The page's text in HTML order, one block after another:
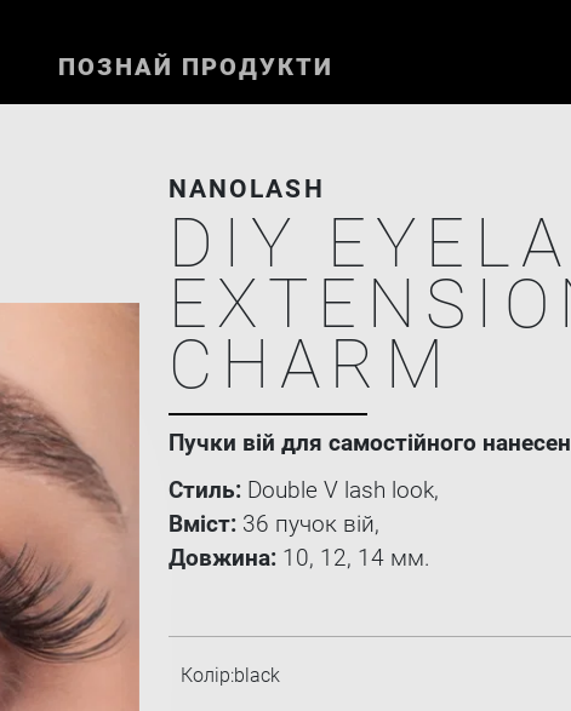
ПОЗНАЙ ПРОДУКТИ
NANOLASH
DIY
CHARM
Пучки вій для самостійного
Стиль: Double V lash look,
Вміст: 36 пучок вій,
Довжина: 10, 12, 14 мм.
Колір:black